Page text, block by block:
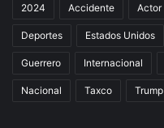
2024 Accidente Actor
Deportes Estados Unidos
Guerrero Internacional
Nacional Taxco Trump